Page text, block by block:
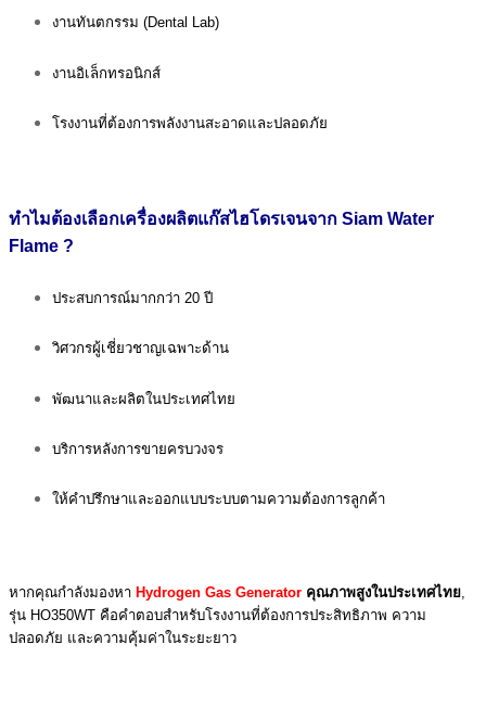
งานทันตกรรม (Dental Lab)
งานอิเล็กทรอนิกส์
โรงงานที่ต้องการพลังงานสะอาดและปลอดภัย
ทำไมต้องเลือกเครื่องผลิตแก๊สไฮโดรเจนจาก Siam Water
Flame ?
ประสบการณ์มากกว่า 20 ปี
วิศวกรผู้เชี่ยวชาญเฉพาะด้าน
พัฒนาและผลิตในประเทศไทย
บริการหลังการขายครบวงจร
ให้คำปรึกษาและออกแบบระบบตามความต้องการลูกค้า
หากคุณกำลังมองหา Hydrogen Gas Generator คุณภาพสูงในประเทศไทย,
รุ่น HO350WT คือคำตอบสำหรับโรงงานที่ต้องการประสิทธิภาพ ความ
ปลอดภัย และความคุ้มค่าในระยะยาว